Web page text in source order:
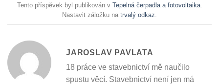
Tento příspěvek byl publikován v Tepelná čerpadla a fotovoltaika.
Nastavit záložku na trvalý odkaz
JAROSLAV PAVLATA
18 práce ve stavebnictví mě naučilo
spustu věcí. Stavebnictví není jen má